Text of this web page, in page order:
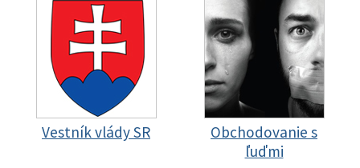
Vestník vlády SR
Obchodovanie s
ľuďmi